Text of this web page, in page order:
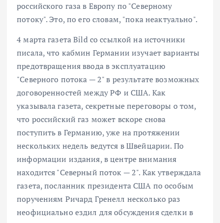
российского газа в Европу по "Северному
потоку". Это, по его словам, "пока неактуально".
4 марта газета Bild со ссылкой на источники
писала, что кабмин Германии изучает варианты
предотвращения ввода в эксплуатацию
"Северного потока — 2" в результате возможных
договоренностей между РФ и США. Как
указывала газета, секретные переговоры о том,
что российский газ может вскоре снова
поступить в Германию, уже на протяжении
нескольких недель ведутся в Швейцарии. По
информации издания, в центре внимания
находится "Северный поток — 2". Как утверждала
газета, посланник президента США по особым
поручениям Ричард Гренелл несколько раз
неофициально ездил для обсуждения сделки в